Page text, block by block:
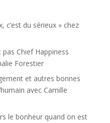
c’est du sérieux » chez
Chief Happiness
Forestier
et autres bonnes
avec Camille
le bonheur quand on est